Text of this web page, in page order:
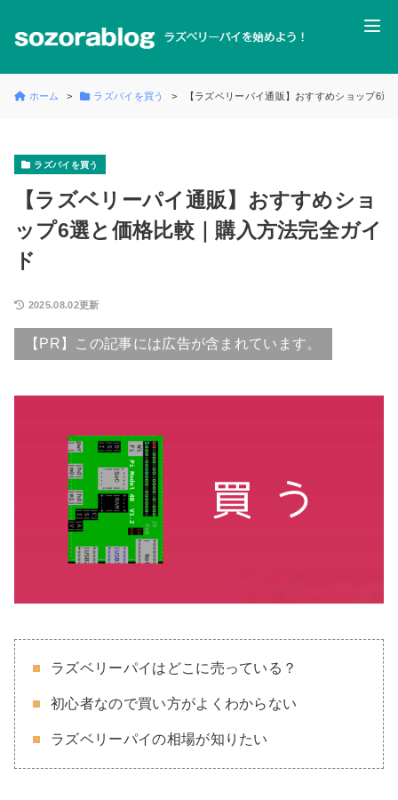
ホーム ラズパイを買う 【ラズベリーパイ通販】おすすめショップ6
ラズパイを買う
【ラズベリーパイ通販】おすすめショ
ップ6選と価格比較｜購入方法完全ガイ
ド
2025.08.02更新
【PR】この記事には広告が含まれています。
ラズベリーパイはどこに売っている？
初心者なので買い方がよくわからない
ラズベリーパイの相場が知りたい